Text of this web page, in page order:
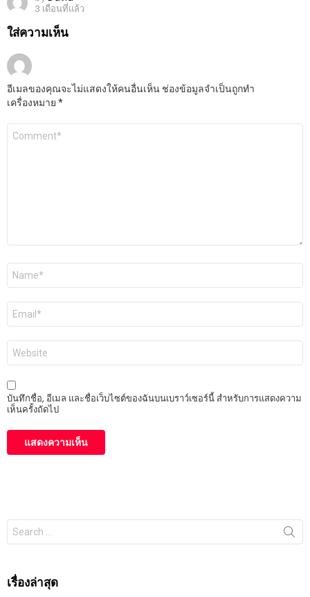
3 เดือนที่แล้ว
ใส่ความเห็น
อีเมลของคุณจะไม่แสดงให้คนอื่นเห็น ช่องข้อมูลจำเป็นถูกทำ
เครื่องหมาย *
ความ
เห็น
ชื่อ
อีเมล
เว็บไซต์
บันทึกชื่อ, อีเมล และชื่อเว็บไซต์ของฉันบนเบราว์เซอร์นี้ สำหรับการแสดงความ
เห็นครั้งถัดไป
Search
for:
เรื่องล่าสุด